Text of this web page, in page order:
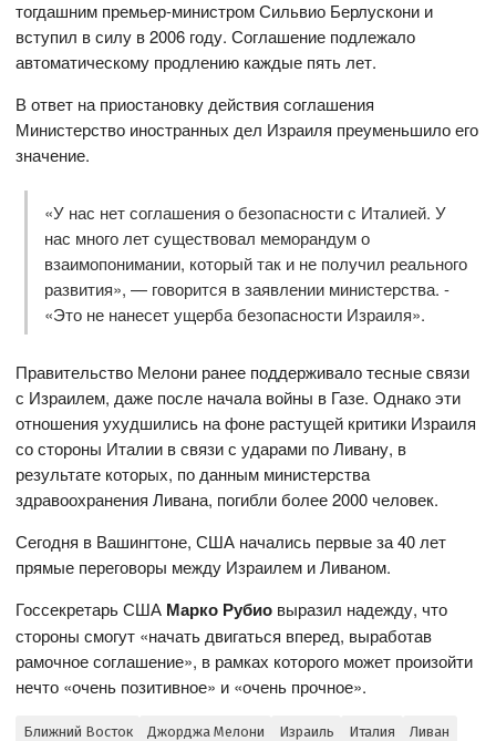
тогдашним премьер-министром Сильвио Берлускони и
вступил в силу в 2006 году. Соглашение подлежало
автоматическому продлению каждые пять лет.
В ответ на приостановку действия соглашения
Министерство иностранных дел Израиля преуменьшило его
значение.
«У нас нет соглашения о безопасности с Италией. У
нас много лет существовал меморандум о
взаимопонимании, который так и не получил реального
развития», — говорится в заявлении министерства. -
«Это не нанесет ущерба безопасности Израиля».
Правительство Мелони ранее поддерживало тесные связи
с Израилем, даже после начала войны в Газе. Однако эти
отношения ухудшились на фоне растущей критики Израиля
со стороны Италии в связи с ударами по Ливану, в
результате которых, по данным министерства
здравоохранения Ливана, погибли более 2000 человек.
Сегодня в Вашингтоне, США начались первые за 40 лет
прямые переговоры между Израилем и Ливаном.
Госсекретарь США Марко Рубио выразил надежду, что
стороны смогут «начать двигаться вперед, выработав
рамочное соглашение», в рамках которого может произойти
нечто «очень позитивное» и «очень прочное».
Ближний Восток Джорджа Мелони Израиль Италия Ливан